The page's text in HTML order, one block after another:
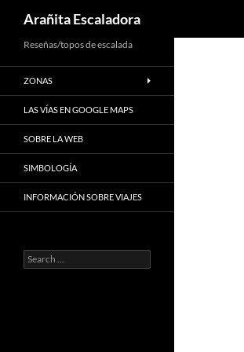
to
content
Arañita Escaladora
Reseñas/topos de escalada
ZONAS
LAS VÍAS EN GOOGLE MAPS
SOBRE LA WEB
SIMBOLOGÍA
INFORMACIÓN SOBRE VIAJES
Search
for: